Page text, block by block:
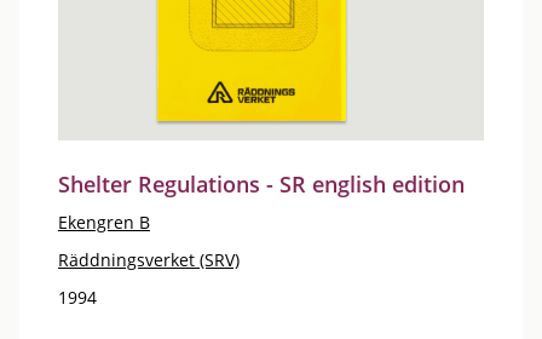
Shelter Regulations - SR english edition
Ekengren B
Räddningsverket (SRV)
1994